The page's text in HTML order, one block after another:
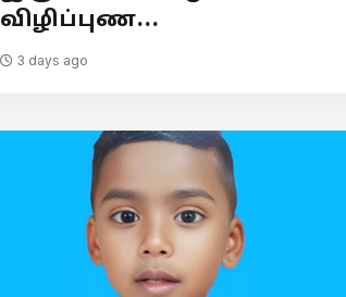
விழிப்புண...
3 days ago